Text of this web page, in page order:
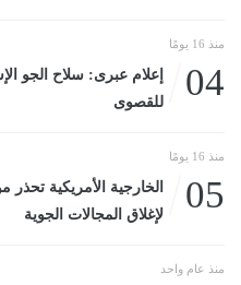
منذ 16 يومًا
04
إعلام عبرى: سلاح الجو
للقصوى
منذ 16 يومًا
05
الخارجية الأمريكية تحذر
لإغلاق المجالات الجوية
منذ عام واحد